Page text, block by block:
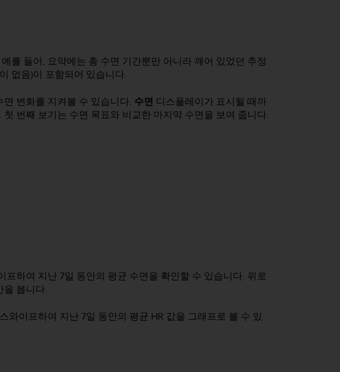
를 들어, 요약에는 총 수면 기간뿐만 아니라 깨어 있었던 추정
없음)이 포함되어 있습니다.
변화를 지켜볼 수 있습니다. 수면 디스플레이가 표시될 때까
번째 보기는 수면 목표와 비교한 마지막 수면을 보여 줍니다.
하여 지난 7일 동안의 평균 수면을 확인할 수 있습니다. 위로
을 봅니다.
와이프하여 지난 7일 동안의 평균 HR 값을 그래프로 볼 수 있